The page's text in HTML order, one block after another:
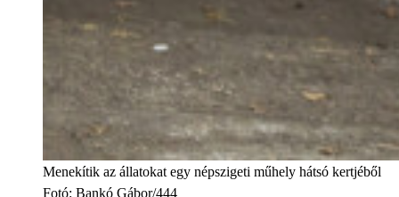
Menekítik az állatokat egy népszigeti műhely hátsó kertjéből
Fotó: Bankó Gábor/444